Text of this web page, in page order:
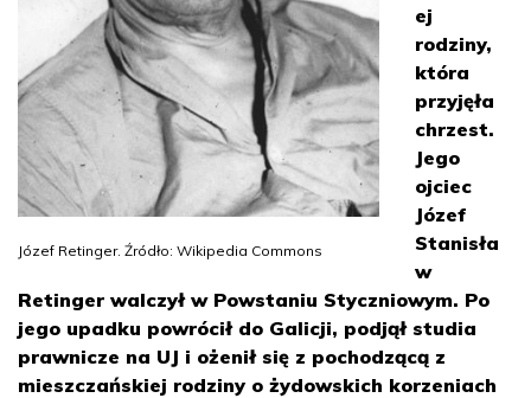
Józef Retinger. Źródło: Wikipedia Commons
ej
rodziny,
która
przyjęła
chrzest.
Jego
ojciec
Józef
Stanisła
w
Retinger walczył w Powstaniu Styczniowym. Po
jego upadku powrócił do Galicji, podjął studia
prawnicze na UJ i ożenił się z pochodzącą z
mieszczańskiej rodziny o żydowskich korzeniach